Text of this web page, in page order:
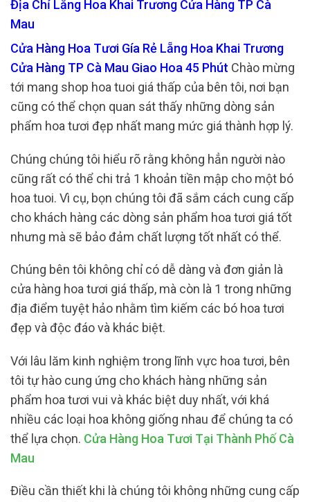
Địa Chỉ Lẵng Hoa Khai Trương Cửa Hàng TP Cà
Mau
Cửa Hàng Hoa Tươi Gía Rẻ Lẵng Hoa Khai Trương
Cửa Hàng TP Cà Mau Giao Hoa 45 Phút Chào mừng
tới mang shop hoa tuoi giá thấp của bên tôi, nơi bạn
cũng có thể chọn quan sát thấy những dòng sản
phẩm hoa tươi đẹp nhất mang mức giá thành hợp lý.
Chúng chúng tôi hiểu rõ rằng không hẳn người nào
cũng rất có thể chi trả 1 khoản tiền mập cho một bó
hoa tuoi. Vì cụ, bọn chúng tôi đã sắm cách cung cấp
cho khách hàng các dòng sản phẩm hoa tươi giá tốt
nhưng mà sẽ bảo đảm chất lượng tốt nhất có thể.
Chúng bên tôi không chỉ có dễ dàng và đơn giản là
cửa hàng hoa tươi giá thấp, mà còn là 1 trong những
địa điểm tuyệt hảo nhằm tìm kiếm các bó hoa tươi
đẹp và độc đáo và khác biệt.
Với lâu lăm kinh nghiệm trong lĩnh vực hoa tươi, bên
tôi tự hào cung ứng cho khách hàng những sản
phẩm hoa tươi vui và khác biệt duy nhất, với khá
nhiều các loại hoa không giống nhau để chúng ta có
thể lựa chọn. Cửa Hàng Hoa Tươi Tại Thành Phố Cà
Mau
Điều cần thiết khi là chúng tôi không những cung cấp